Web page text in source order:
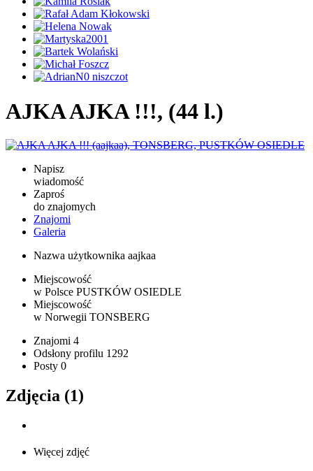
AJKA AJKA !!!, (44 l.)
Napisz
wiadomość
Zaproś
do znajomych
Znajomi
Galeria
Nazwa użytkownika aajkaa
Miejscowość
w Polsce PUSTKÓW OSIEDLE
Miejscowość
w Norwegii TONSBERG
Znajomi 4
Odsłony profilu 1292
Posty 0
Zdjęcia (1)
Więcej zdjęć